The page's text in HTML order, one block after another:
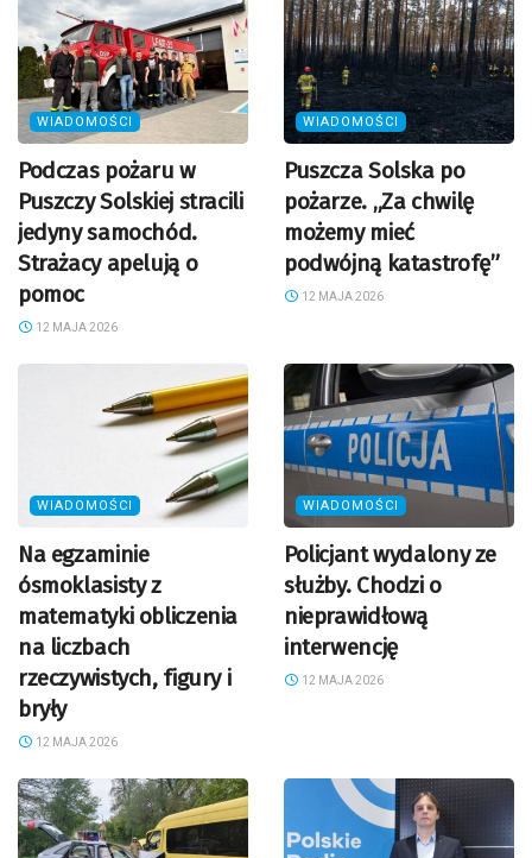
WIADOMOŚCI
Podczas pożaru w
Puszczy Solskiej stracili
jedyny samochód.
Strażacy apelują o
pomoc
12 MAJA 2026
WIADOMOŚCI
Puszcza Solska po
pożarze. „Za chwilę
możemy mieć
podwójną katastrofę”
12 MAJA 2026
WIADOMOŚCI
Na egzaminie
ósmoklasisty z
matematyki obliczenia
na liczbach
rzeczywistych, figury i
bryły
12 MAJA 2026
WIADOMOŚCI
Policjant wydalony ze
służby. Chodzi o
nieprawidłową
interwencję
12 MAJA 2026